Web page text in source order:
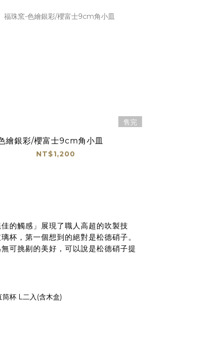
售完
繪銀彩/櫻富士9cm角小皿
NT$1,200
的觸感」展現了職人高超的吹製技
杯，第一個想到的絕對是松德硝子。
可挑剔的美好，可以說是松德硝子提